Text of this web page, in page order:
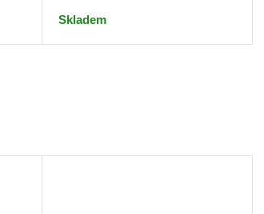
Skladem